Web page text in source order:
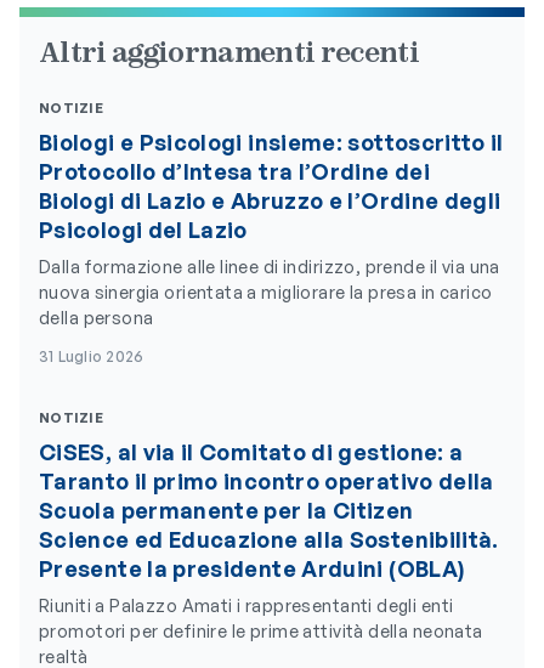
Altri aggiornamenti recenti
NOTIZIE
Biologi e Psicologi insieme: sottoscritto il
Protocollo d’Intesa tra l’Ordine dei
Biologi di Lazio e Abruzzo e l’Ordine degli
Psicologi del Lazio
Dalla formazione alle linee di indirizzo, prende il via una
nuova sinergia orientata a migliorare la presa in carico
della persona
31 Luglio 2026
NOTIZIE
CiSES, al via il Comitato di gestione: a
Taranto il primo incontro operativo della
Scuola permanente per la Citizen
Science ed Educazione alla Sostenibilità.
Presente la presidente Arduini (OBLA)
Riuniti a Palazzo Amati i rappresentanti degli enti
promotori per definire le prime attività della neonata
realtà